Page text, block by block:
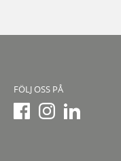
FÖLJ OSS PÅ